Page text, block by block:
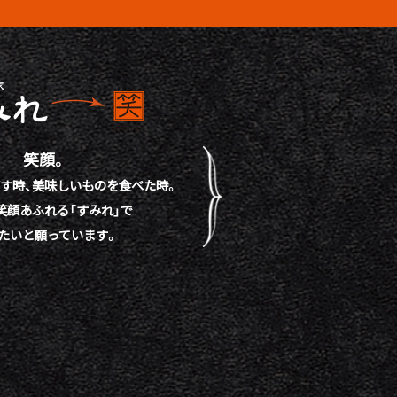
笑顔。
時、美味しいものを食べた時。
顔あふれる「すみれ」で
いと願っています。